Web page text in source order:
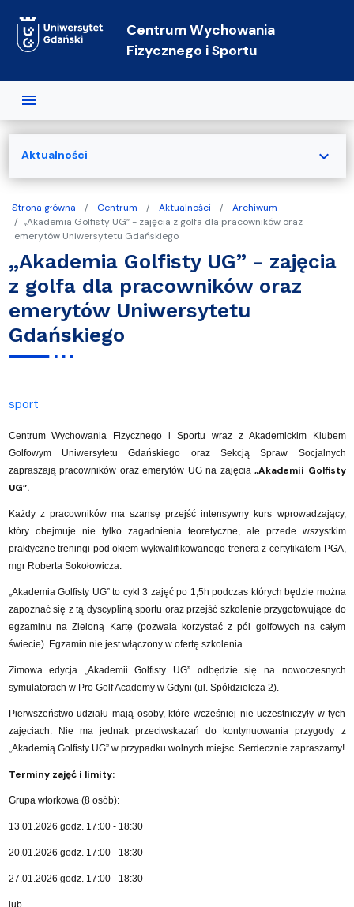
Centrum Wychowania
Fizycznego i Sportu
Strona główna Centrum Aktualności
Archiwum
„Akademia Golfisty UG” - zajęcia z golfa dla pracowników oraz
emerytów Uniwersytetu Gdańskiego
„Akademia Golfisty UG” - zajęcia
z golfa dla pracowników oraz
emerytów Uniwersytetu
Gdańskiego
sport
Centrum Wychowania Fizycznego i Sportu wraz z Akademickim Klubem
Golfowym Uniwersytetu Gdańskiego oraz Sekcją Spraw Socjalnych
zapraszają pracowników oraz emerytów UG na zajęcia „Akademii Golfisty
UG”.
Każdy z pracowników ma szansę przejść intensywny kurs wprowadzający,
który obejmuje nie tylko zagadnienia teoretyczne, ale przede wszystkim
praktyczne treningi pod okiem wykwalifikowanego trenera z certyfikatem PGA,
mgr Roberta Sokołowicza.
„Akademia Golfisty UG” to cykl 3 zajęć po 1,5h podczas których będzie można
zapoznać się z tą dyscypliną sportu oraz przejść szkolenie przygotowujące do
egzaminu na Zieloną Kartę (pozwala korzystać z pól golfowych na całym
świecie). Egzamin nie jest włączony w ofertę szkolenia.
Zimowa edycja „Akademii Golfisty UG” odbędzie się na nowoczesnych
symulatorach w Pro Golf Academy w Gdyni (ul. Spółdzielcza 2).
Pierwszeństwo udziału mają osoby, które wcześniej nie uczestniczyły w tych
zajęciach. Nie ma jednak przeciwskazań do kontynuowania przygody z
„Akademią Golfisty UG” w przypadku wolnych miejsc. Serdecznie zapraszamy!
Terminy zajęć i limity:
Grupa wtorkowa (8 osób):
13.01.2026 godz. 17:00 - 18:30
20.01.2026 godz. 17:00 - 18:30
27.01.2026 godz. 17:00 - 18:30
Aktualności expand_more